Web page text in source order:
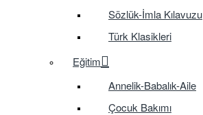
Sözlük-İmla Kılavuzu
Türk Klasikleri
Eğitim
Annelik-Babalık-Aile
Çocuk Bakımı